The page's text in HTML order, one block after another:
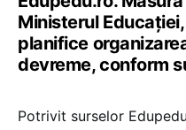
Ministerul
planifice
devreme, conform
Potrivit surselor